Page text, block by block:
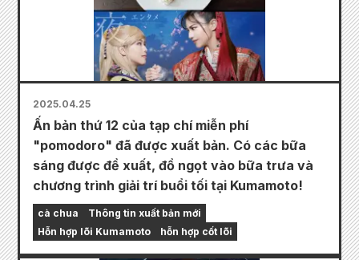
2025.04.25
Ấn bản thứ 12 của tạp chí miễn phí
"pomodoro" đã được xuất bản. Có các bữa
sáng được đề xuất, đồ ngọt vào bữa trưa và
chương trình giải trí buổi tối tại Kumamoto!
cà chua
Thông tin xuất bản mới
Hỗn hợp lõi Kumamoto
hỗn hợp cốt lõi